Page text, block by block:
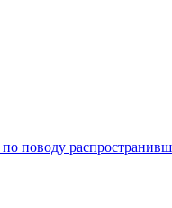
поводу